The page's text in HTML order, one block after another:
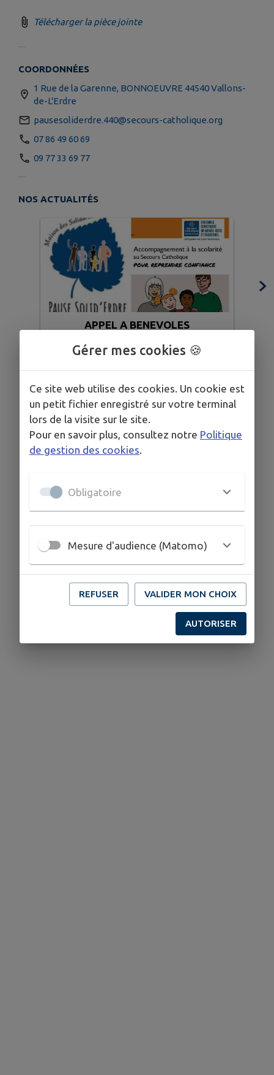
Télécharger la pièce jointe
COORDONNÉES
1 Rue de la Garenne, BONNOEUVRE 44540 Vallons-
de-L'Erdre
pausesoliderdre.440@secours-catholique.org
07 86 49 60 69
09 77 33 69 77
NOS ACTUALITÉS
APPEL A BENEVOLES
ACCOMPAGNEMENT SCOLAIRE
Gérer mes cookies 🍪
Ce site web utilise des cookies. Un cookie est
un petit fichier enregistré sur votre terminal
lors de la visite sur le site.
Pour en savoir plus, consultez notre Politique
de gestion des cookies.
Obligatoire
Mesure d'audience (Matomo)
REFUSER VALIDER MON CHOIX
AUTORISER